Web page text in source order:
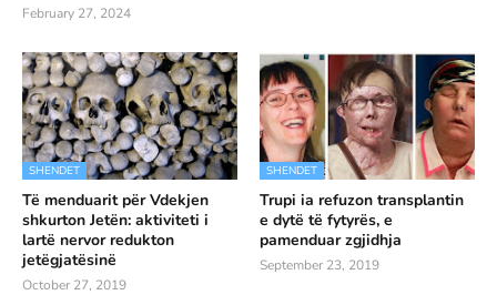
February 27, 2024
SHENDET
Të menduarit për Vdekjen
shkurton Jetën: aktiviteti i
lartë nervor redukton
jetëgjatësinë
October 27, 2019
SHENDET
Trupi ia refuzon transplantin
e dytë të fytyrës, e
pamenduar zgjidhja
September 23, 2019